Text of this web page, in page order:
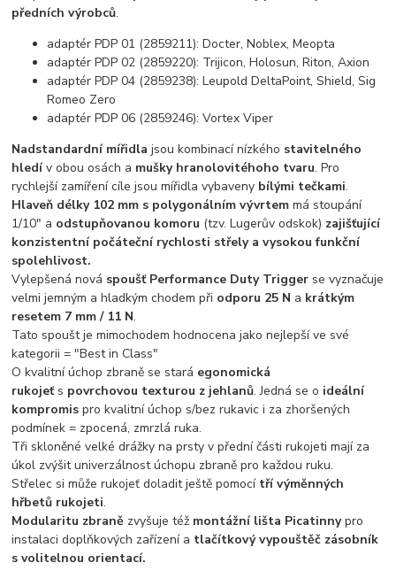
předních výrobců.
adaptér PDP 01 (2859211): Docter, Noblex, Meopta
adaptér PDP 02 (2859220): Trijicon, Holosun, Riton, Axion
adaptér PDP 04 (2859238): Leupold DeltaPoint, Shield, Sig
Romeo Zero
adaptér PDP 06 (2859246): Vortex Viper
Nadstandardní mířidla jsou kombinací nízkého stavitelného
hledív obou osách a mušky hranolovitéhoho tvaru. Pro
rychlejší zamíření cíle jsou mířidla vybaveny bílými tečkami.
Hlaveň délky 102 mm s polygonálním vývrtem má stoupání
1/10" a odstupňovanou komoru (tzv. Lugerův odskok) zajišťující
konzistentní počáteční rychlosti střely a vysokou funkční
spolehlivost.
Vylepšená nová spoušť Performance Duty Trigger se vyznačuje
velmi jemným a hladkým chodem při odporu 25 N a krátkým
resetem 7 mm / 11 N.
Tato spoušt je mimochodem hodnocena jako nejlepší ve své
kategorii = "Best in Class"
O kvalitní úchop zbraně se stará egonomická
rukojeťs povrchovou texturou z jehlanů. Jedná se o ideální
kompromis pro kvalitní úchop s/bez rukavic i za zhoršených
podmínek = zpocená, zmrzlá ruka.
Tři skloněné velké drážky na prsty v přední části rukojeti mají za
úkol zvýšit univerzálnost úchopu zbraně pro každou ruku.
Střelec si může rukojeť doladit ještě pomocítří výměnných
hřbetů rukojeti.
Modularitu zbraně zvyšuje též montážní lišta Picatinnypro
instalaci doplňkových zařízení a tlačítkový vypouštěč zásobník
s volitelnou orientací.